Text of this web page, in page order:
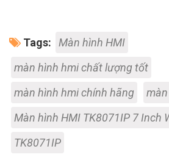
Tags:
Màn hình HMI
màn hình hmi chất lượng tốt
màn hình hmi chính hãng
Màn hình HMI TK8071IP 7 Inch
TK8071IP